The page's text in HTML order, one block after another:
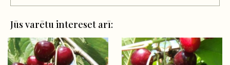
Jūs varētu intereset arī: